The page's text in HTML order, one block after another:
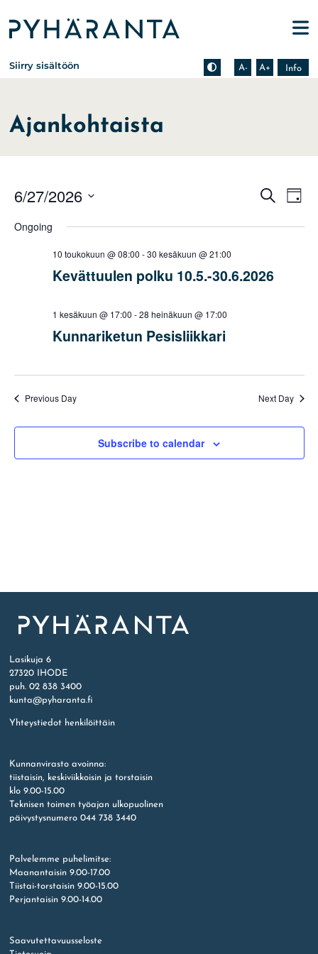
Etusivu
Siirry sisältöön A-
Pienennä tekstin kokoa
A+
Suurenna tekstin kokoa
Info
Tietoa zoomauksesta
Ajankohtaista
Events
and
Search
Day
6/27/2026
date.
Ongoing
10 toukokuun @ 08:00 -30 kesäkuun @ 21:00
Kevättuulen polku 10.5.-30.6.2026
1 kesäkuun @ 17:00 -28 heinäkuun @ 17:00
Kunnariketun Pesisliikkari
Previous Day Next Day
Subscribe to calendar
Lasikuja 6
27320 IHODE
puh. 02 838 3400
kunta@pyharanta.fi
Yhteystiedot henkilöittäin
Kunnanvirasto avoinna:
tiistaisin, keskiviikkoisin ja torstaisin
klo 9.00-15.00
Teknisen toimen työajan ulkopuolinen
päivystysnumero 044 738 3440
Palvelemme puhelimitse:
Maanantaisin 9.00-17.00
Tiistai-torstaisin 9.00-15.00
Perjantaisin 9.00-14.00
Saavutettavuusseloste